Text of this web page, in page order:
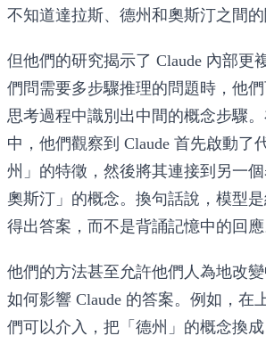
不知道達拉斯、德州和奧斯汀之間的
但他們的研究揭示了 Claude 內部更
們問需要多步驟推理的問題時，他們
思考過程中識別出中間的概念步驟
中，他們觀察到 Claude 首先啟動了
州」的特徵，然後將其連接到另一
奧斯汀」的概念。換句話說，模型是
得出答案，而不是背誦記憶中的回應
他們的方法甚至允許他們人為地改
如何影響 Claude 的答案。例如，在
們可以介入，把「德州」的概念換成